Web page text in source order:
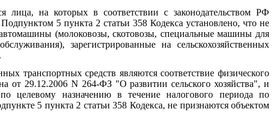
лица, на которых в соответствии с законодательством РФ
5 пункта 2 статьи 358 Кодекса установлено, что не
(молоковозы, скотовозы, специальные машины для
зарегистрированные на сельскохозяйственных
транспортных средств являются соответствие физического
от 29.12.2006 N 264-ФЗ "О развитии сельского хозяйства", и
по целевому назначению в течение налогового периода по
5 пункта 2 статьи 358 Кодекса, не признаются объектом